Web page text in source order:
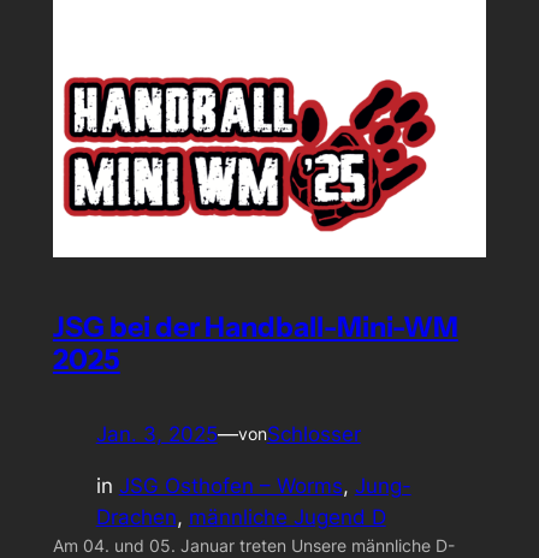
JSG bei der Handball-Mini-WM
2025
Jan. 3, 2025—vonSchlosser
in JSG Osthofen – Worms, Jung-
Drachen, männliche Jugend D
Am 04. und 05. Januar treten Unsere männliche D-